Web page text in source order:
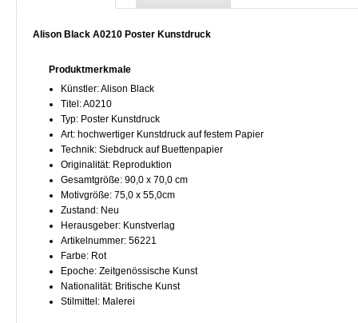
Alison Black A0210 Poster Kunstdruck
Produktmerkmale
Künstler: Alison Black
Titel: A0210
Typ: Poster Kunstdruck
Art: hochwertiger Kunstdruck auf festem Papier
Technik: Siebdruck auf Buettenpapier
Originalität: Reproduktion
Gesamtgröße: 90,0 x 70,0 cm
Motivgröße: 75,0 x 55,0cm
Zustand: Neu
Herausgeber: Kunstverlag
Artikelnummer: 56221
Farbe: Rot
Epoche: Zeitgenössische Kunst
Nationalität: Britische Kunst
Stilmittel: Malerei